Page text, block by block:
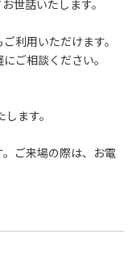
世話いたします。
利用いただけます。
ご相談ください。
します。
ご来場の際は、お電